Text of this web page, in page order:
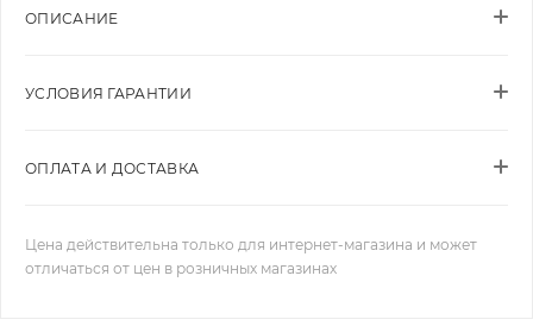
ОПИСАНИЕ
УСЛОВИЯ ГАРАНТИИ
ОПЛАТА И ДОСТАВКА
Цена действительна только для интернет-магазина и может
отличаться от цен в розничных магазинах